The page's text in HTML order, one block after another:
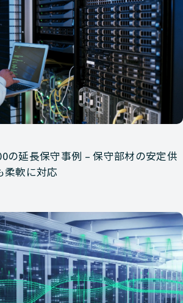
の延長保守事例 – 保守部材の安定供
柔軟に対応